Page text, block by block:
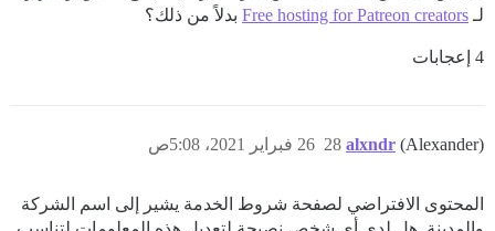
لـ Free hosting for Patreon creators بدلاً من ذلك؟
4 إعجابات
alxndr (Alexander) 26 فبراير 2021، 5:08ص 28
المحتوى الافتراضي لصفحة شروط الخدمة يشير إلى اسم الشركة